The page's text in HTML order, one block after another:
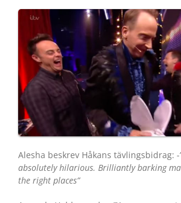
Alesha beskrev Håkans tävlingsbidrag:
absolutely hilarious. Brilliantly barking
the right places”